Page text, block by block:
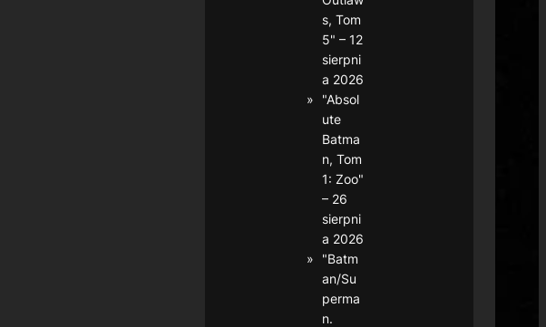
s, Tom
5" – 12
sierpni
a 2026
"Absol
ute
Batma
n, Tom
1: Zoo"
– 26
sierpni
a 2026
"Batm
an/Su
perma
n.